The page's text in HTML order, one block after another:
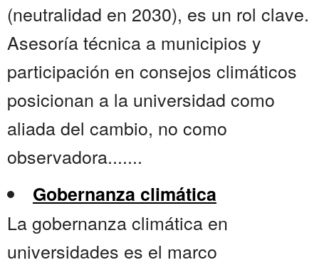
(neutralidad en 2030), es un rol clave.
Asesoría técnica a municipios y
participación en consejos climáticos
posicionan a la universidad como
aliada del cambio, no como
observadora.......
Gobernanza climática
La gobernanza climática en
universidades es el marco